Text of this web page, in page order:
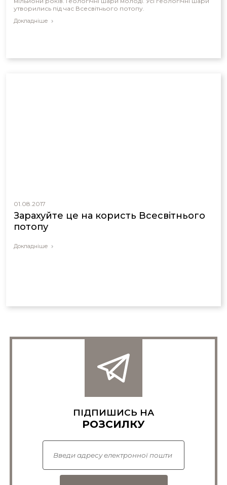
утворились під час Всесвітнього потопу.
Докладніше
01.08.2017
Зарахуйте це на користь Всесвітнього
потопу
Докладніше
ПІДПИШИСЬ НА
РОЗСИЛКУ